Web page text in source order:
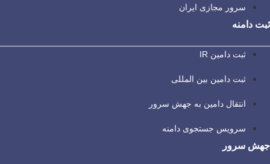
سرور مجازی ایران
ثبت دامنه
ثبت دامین IR
ثبت دامین بین المللی
انتقال دامین به جهش سرور
سرویس جستجوی دامنه
جهش سرور